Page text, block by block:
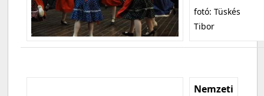
fotó: Tüskés
Tibor
Nemzeti